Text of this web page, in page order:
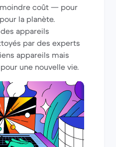
coût — pour
la planète.
appareils
par des experts
appareils mais
une nouvelle vie.